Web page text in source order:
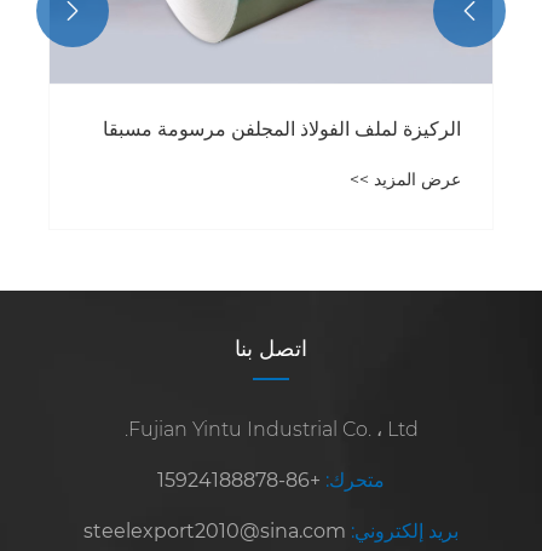
الركيزة لملف الفولاذ المجلفن مرسومة مسبقا
عرض المزيد >>


اتصل بنا
Fujian Yintu Industrial Co. ، Ltd.
متحرك: +86-15924188878
بريد إلكتروني: steelexport2010@sina.com